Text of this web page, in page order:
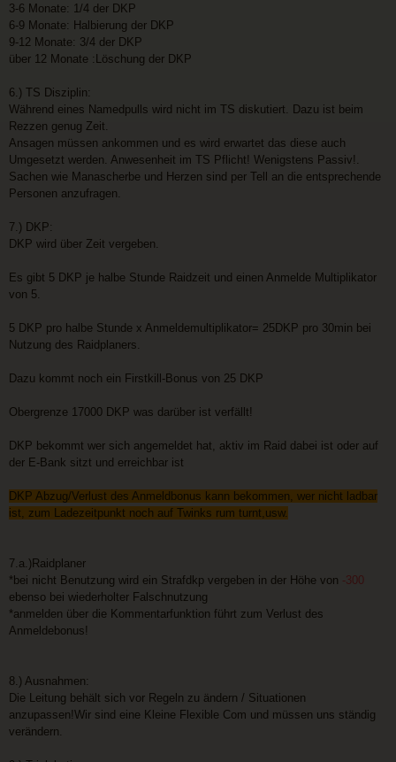
3-6 Monate: 1/4 der DKP
6-9 Monate: Halbierung der DKP
9-12 Monate: 3/4 der DKP
über 12 Monate :Löschung der DKP
6.) TS Disziplin:
Während eines Namedpulls wird nicht im TS diskutiert. Dazu ist beim
Rezzen genug Zeit.
Ansagen müssen ankommen und es wird erwartet das diese auch
Umgesetzt werden. Anwesenheit im TS Pflicht! Wenigstens Passiv!.
Sachen wie Manascherbe und Herzen sind per Tell an die entsprechende
Personen anzufragen.
7.) DKP:
DKP wird über Zeit vergeben.
Es gibt 5 DKP je halbe Stunde Raidzeit und einen Anmelde Multiplikator
von 5.
5 DKP pro halbe Stunde x Anmeldemultiplikator= 25DKP pro 30min bei
Nutzung des Raidplaners.
Dazu kommt noch ein Firstkill-Bonus von 25 DKP
Obergrenze 17000 DKP was darüber ist verfällt!
DKP bekommt wer sich angemeldet hat, aktiv im Raid dabei ist oder auf
der E-Bank sitzt und erreichbar ist
DKP Abzug/Verlust des Anmeldbonus kann bekommen, wer nicht ladbar
ist, zum Ladezeitpunkt noch auf Twinks rum turnt,usw.
7.a.)Raidplaner
*bei nicht Benutzung wird ein Strafdkp vergeben in der Höhe von -300
ebenso bei wiederholter Falschnutzung
*anmelden über die Kommentarfunktion führt zum Verlust des
Anmeldebonus!
8.) Ausnahmen:
Die Leitung behält sich vor Regeln zu ändern / Situationen
anzupassen!Wir sind eine Kleine Flexible Com und müssen uns ständig
verändern.